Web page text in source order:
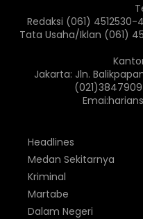
Redaksi (061) 4512530-
Tata Usaha/Iklan (061)
Jakarta: Jln.
Headlines
Medan Sekitarnya
Kriminal
Martabe
Dalam Negeri